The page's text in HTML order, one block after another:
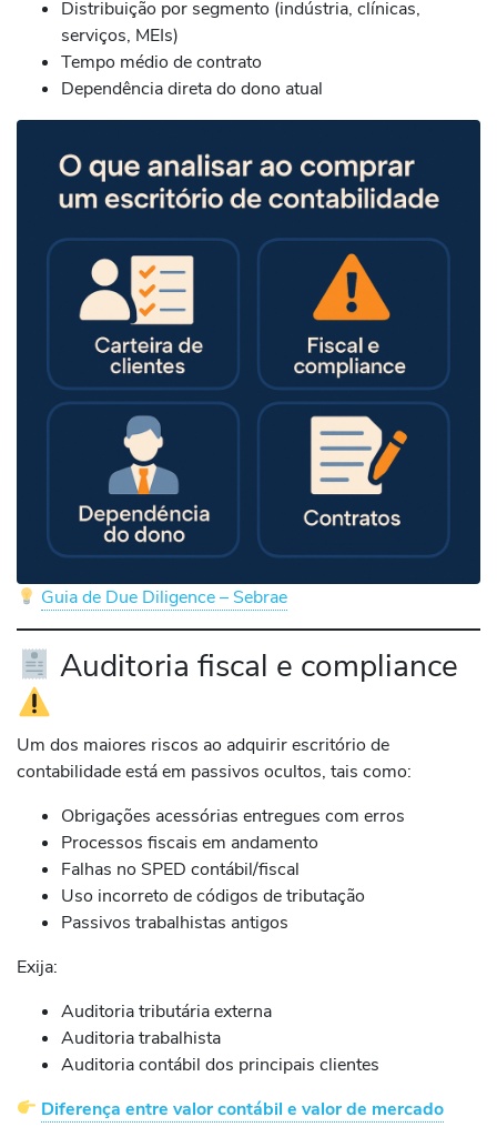
Distribuição por segmento (indústria, clínicas,
serviços, MEIs)
Tempo médio de contrato
Dependência direta do dono atual
Guia de Due Diligence – Sebrae
Auditoria fiscal e compliance
Um dos maiores riscos ao adquirir escritório de
contabilidade está em passivos ocultos, tais como:
Obrigações acessórias entregues com erros
Processos fiscais em andamento
Falhas no SPED contábil/fiscal
Uso incorreto de códigos de tributação
Passivos trabalhistas antigos
Exija:
Auditoria tributária externa
Auditoria trabalhista
Auditoria contábil dos principais clientes
Diferença entre valor contábil e valor de mercado